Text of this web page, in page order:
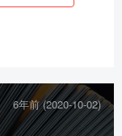
6年前 (2020-10-02)